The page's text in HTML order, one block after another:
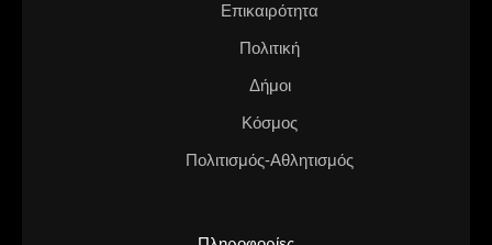
Επικαιρότητα
Πολιτική
Δήμοι
Κόσμος
Πολιτισμός-Αθλητισμός